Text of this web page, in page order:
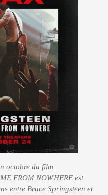
octobre du film
FROM NOWHERE est
entre Bruce Springsteen et